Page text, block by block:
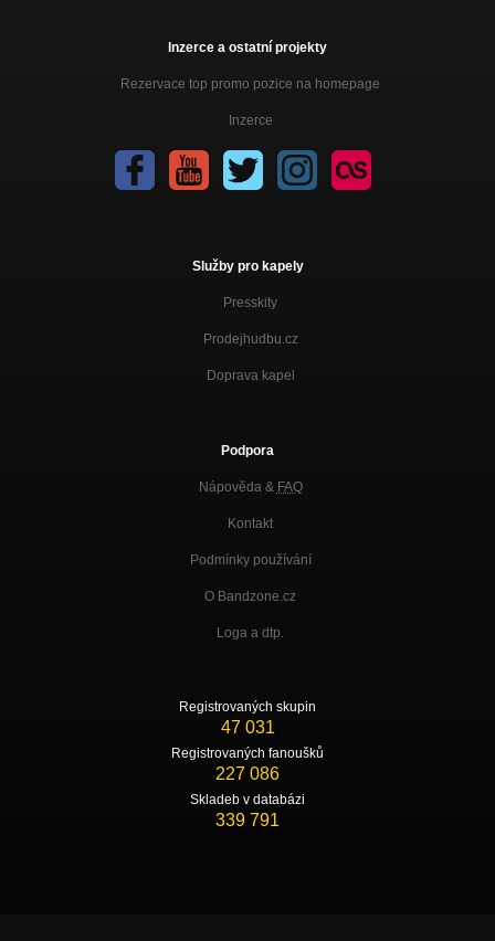
Inzerce a ostatní projekty
Rezervace top promo pozice na homepage
Inzerce
Služby pro kapely
Presskity
Prodejhudbu.cz
Doprava kapel
Podpora
Nápověda & FAQ
Kontakt
Podmínky používání
O Bandzone.cz
Loga a dtp.
Registrovaných skupin
47 031
Registrovaných fanoušků
227 086
Skladeb v databázi
339 791